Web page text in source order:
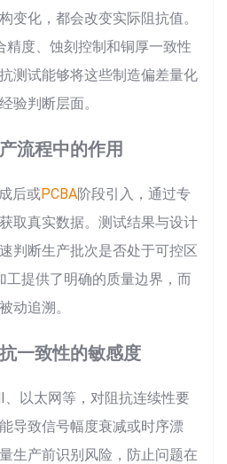
变化，都会改变实际阻抗值。
精度、蚀刻控制和铜厚一致性
测试能够将这些制造偏差量化
验判断层面。
流程中的作用
后或PCBA阶段引入，通过专
取真实数据。测试结果与设计
判断生产批次是否处于可控区
工提供了明确的质量边界，而
动追溯。
一致性的敏感度
、以太网等，对阻抗连续性要
导致信号幅度衰减或时序漂
生产前识别风险，防止问题在